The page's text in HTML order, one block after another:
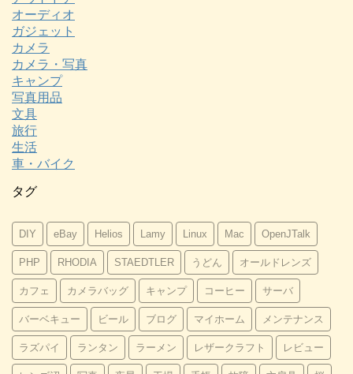
オーディオ
ガジェット
カメラ
カメラ・写真
キャンプ
写真用品
文具
旅行
生活
車・バイク
タグ
DIY eBay Helios Lamy Linux Mac OpenJTalk
PHP RHODIA STAEDTLER うどん オールドレンズ
カフェ カメラバッグ キャンプ コーヒー サーバ
バーベキュー ビール ブログ マイホーム メンテナンス
ラズパイ ランタン ラーメン レザークラフト レビュー